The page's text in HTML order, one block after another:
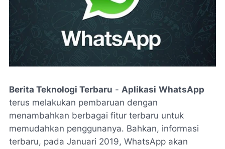
Berita Teknologi Terbaru - Aplikasi WhatsApp
terus melakukan pembaruan dengan
menambahkan berbagai fitur terbaru untuk
memudahkan penggunanya. Bahkan, informasi
terbaru, pada Januari 2019, WhatsApp akan